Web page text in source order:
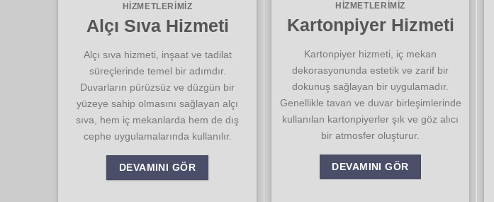
HIZMETLERIMIZ
Alçı Sıva Hizmeti
Alçı sıva hizmeti, inşaat ve tadilat
süreçlerinde temel bir adımdır.
Duvarların pürüzsüz ve düzgün bir
yüzeye sahip olmasını sağlayan alçı
sıva, hem iç mekanlarda hem de dış
cephe uygulamalarında kullanılır.
DEVAMINI GÖR
HIZMETLERIMIZ
Kartonpiyer Hizmeti
Kartonpiyer hizmeti, iç mekan
dekorasyonunda estetik ve zarif bir
dokunuş sağlayan bir uygulamadır.
Genellikle tavan ve duvar birleşimlerinde
kullanılan kartonpiyerler şık ve göz alıcı
bir atmosfer oluşturur.
DEVAMINI GÖR